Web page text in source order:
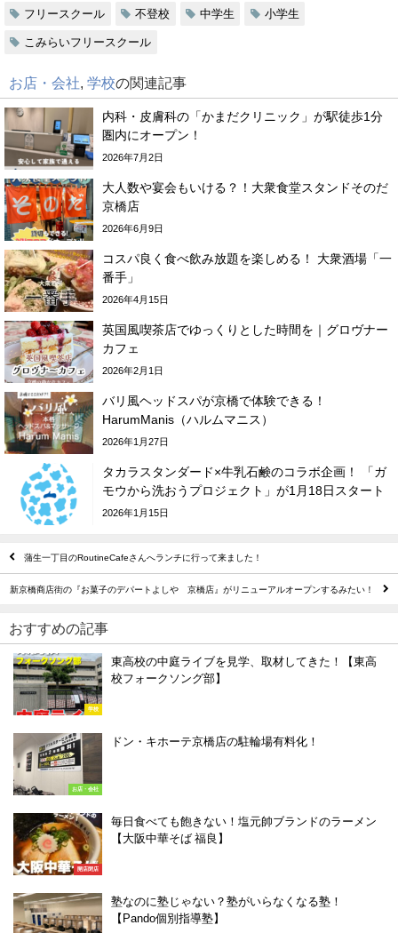
フリースクール 不登校 中学生 小学生
こみらいフリースクール
お店・会社 学校の関連記事
内科・皮膚科の「かまだクリニック」が駅徒歩1分
圏内にオープン！
2026年7月2日
大人数や宴会もいける？！大衆食堂スタンドそのだ
京橋店
2026年6月9日
コスパ良く食べ飲み放題を楽しめる！ 大衆酒場「一
番手」
2026年4月15日
英国風喫茶店でゆっくりとした時間を｜グロヴナー
カフェ
2026年2月1日
バリ風ヘッドスパが京橋で体験できる！
HarumManis（ハルムマニス）
2026年1月27日
タカラスタンダード×牛乳石鹸のコラボ企画！ 「ガ
モウから洗おうプロジェクト」が1月18日スタート
2026年1月15日
蒲生一丁目のRoutineCafeさんへランチに行って来ました！
新京橋商店街の『お菓子のデパートよしや 京橋店』がリニューアルオープンするみたい！
おすすめの記事
学校
東高校の中庭ライブを見学、取材してきた！【東高
校フォークソング部】
お店・会社
ドン・キホーテ京橋店の駐輪場有料化！
開店閉店
毎日食べても飽きない！塩元帥ブランドのラーメン
【大阪中華そば 福良】
塾なのに塾じゃない？塾がいらなくなる塾！
【Pando個別指導塾】